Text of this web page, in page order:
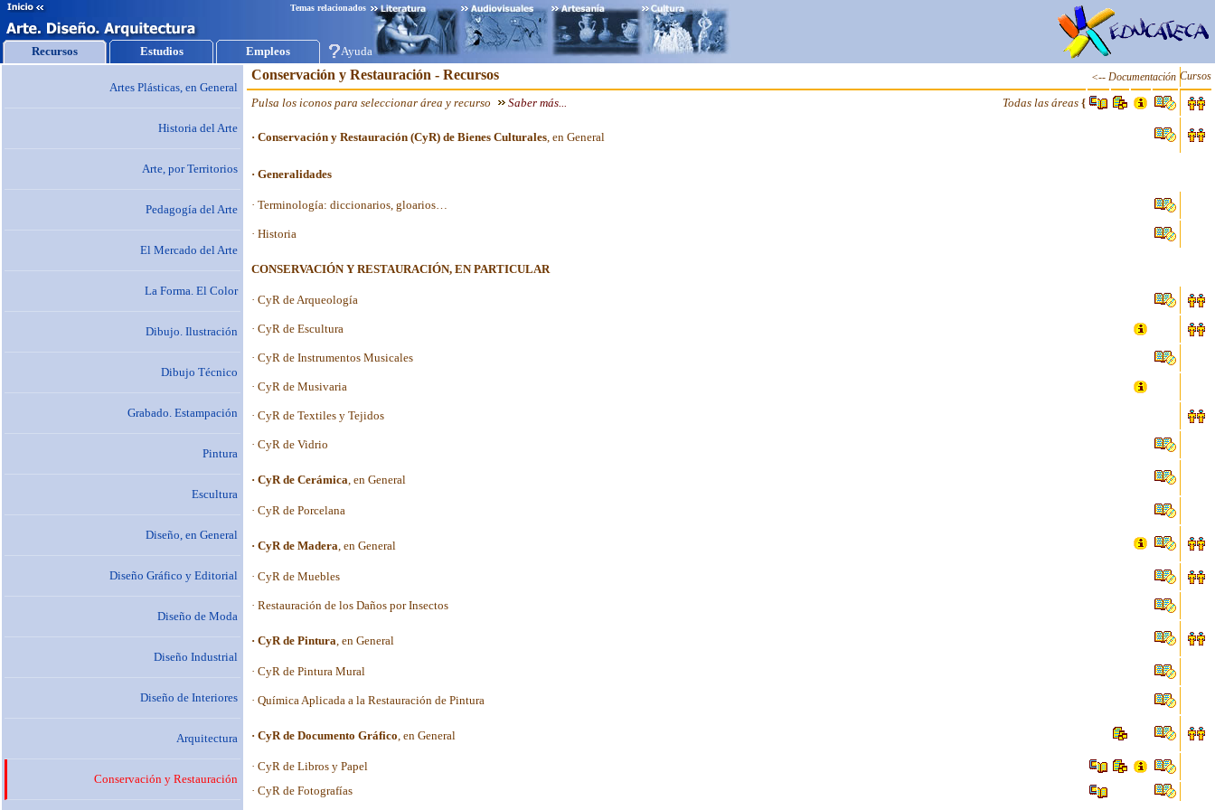
Temas relacionados
Recursos Estudios Empleos Ayuda
Artes Plásticas, en General
Historia del Arte
Arte, por Territorios
Pedagogía del Arte
El Mercado del Arte
La Forma. El Color
Dibujo. Ilustración
Dibujo Técnico
Grabado. Estampación
Pintura
Escultura
Diseño, en General
Diseño Gráfico y Editorial
Diseño de Moda
Diseño Industrial
Diseño de Interiores
Arquitectura
Conservación y Restauración